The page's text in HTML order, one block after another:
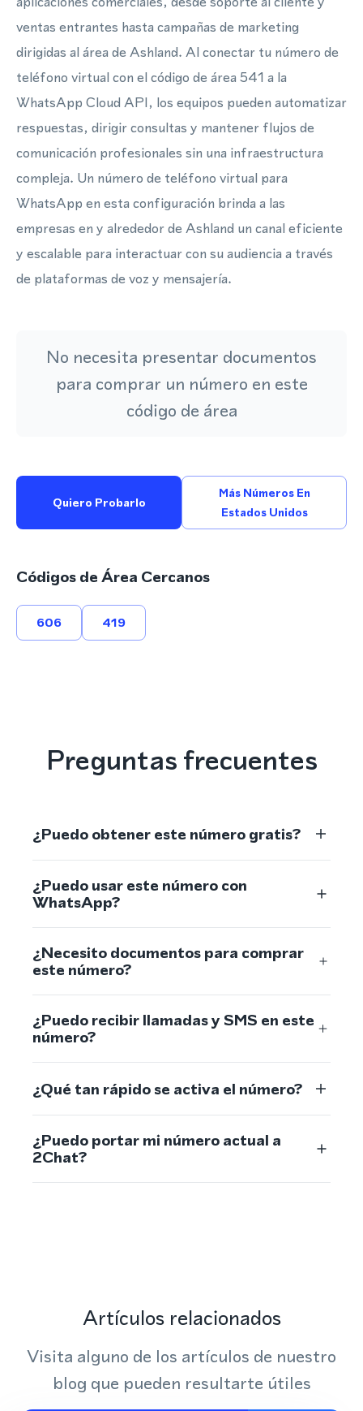
ventas entrantes hasta campañas de marketing
dirigidas al área de Ashland. Al conectar tu número de
teléfono virtual con el código de área 541 a la
WhatsApp Cloud API, los equipos pueden automatizar
respuestas, dirigir consultas y mantener flujos de
comunicación profesionales sin una infraestructura
compleja. Un número de teléfono virtual para
WhatsApp en esta configuración brinda a las
empresas en y alrededor de Ashland un canal eficiente
y escalable para interactuar con su audiencia a través
de plataformas de voz y mensajería.
No necesita presentar documentos
para comprar un número en este
código de área
Quiero Probarlo
Más Números En
Estados Unidos
Códigos de Área Cercanos
606 419
Preguntas frecuentes
¿Puedo obtener este número gratis?
¿Puedo usar este número con
WhatsApp?
¿Necesito documentos para comprar
este número?
¿Puedo recibir llamadas y SMS en este
número?
¿Qué tan rápido se activa el número?
¿Puedo portar mi número actual a
2Chat?
Artículos relacionados
Visita alguno de los artículos de nuestro
blog que pueden resultarte útiles